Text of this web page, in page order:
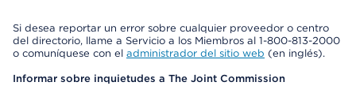
Si desea reportar un error sobre cualquier proveedor o centro
del directorio, llame a Servicio a los Miembros al 1-800-813-2000
o comuníquese con el administrador del sitio web (en inglés).
Informar sobre inquietudes a The Joint Commission